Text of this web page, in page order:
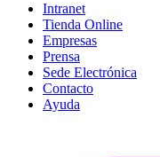
Intranet
Tienda Online
Empresas
Prensa
Sede Electrónica
Contacto
Ayuda